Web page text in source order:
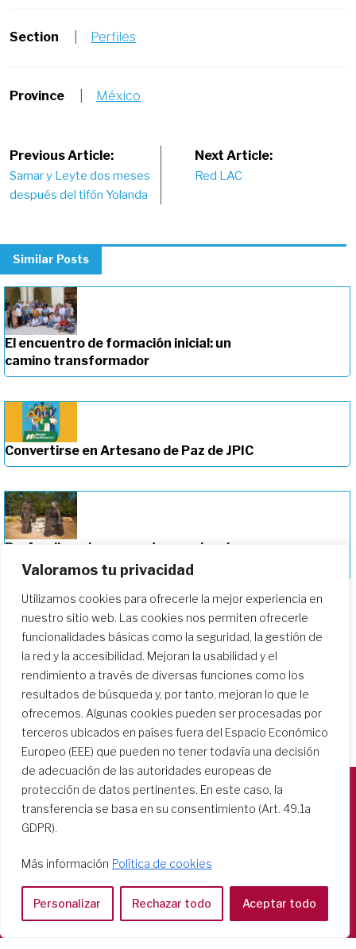
Valoramos tu privacidad
Utilizamos cookies para ofrecerle la mejor experiencia en
nuestro sitio web. Las cookies nos permiten ofrecerle
funcionalidades básicas como la seguridad, la gestión de
la red y la accesibilidad. Mejoran la usabilidad y el
rendimiento a través de diversas funciones como los
resultados de búsqueda y, por tanto, mejoran lo que le
ofrecemos. Algunas cookies pueden ser procesadas por
terceros ubicados en países fuera del Espacio Económico
Europeo (EEE) que pueden no tener todavía una decisión
de adecuación de las autoridades europeas de
protección de datos pertinentes. En este caso, la
transferencia se basa en su consentimiento (Art. 49.1a
GDPR).
Más información Política de cookies
Personalizar Rechazar todo Aceptar todo
Section Perfiles
Province México
Post
navigation
Previous Article:
Samar y Leyte dos meses
después del tifón Yolanda
Next Article:
Red LAC
Similar Posts
El encuentro de formación inicial: un
camino transformador
Convertirse en Artesano de Paz de JPIC
Profundizando en nuestro camino de
formación
Società del Sacro Cuore
Via Tarquinio Vipera, 16 - 00152 Roma